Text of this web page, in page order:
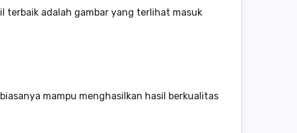
terbaik adalah gambar yang terlihat masuk
mampu menghasilkan hasil berkualitas